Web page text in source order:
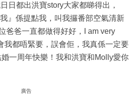
日都出洪寶story大家都睇得出，
』係提點我，叫我攞番部空氣清新
爸爸一直都做得好好，I am very
我都唔緊要，誤會佢，我真係一定要
一周年快樂！我和洪寶和Molly愛你
廣告